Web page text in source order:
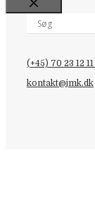
Close
(+45) 70 23 12 11
kontakt@jmk.dk